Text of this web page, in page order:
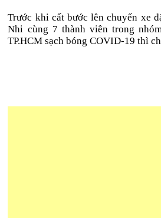
Trước khi cất bước lên chuyến xe
Nhi cùng 7 thành viên trong
TP.HCM sạch bóng COVID-19 thì